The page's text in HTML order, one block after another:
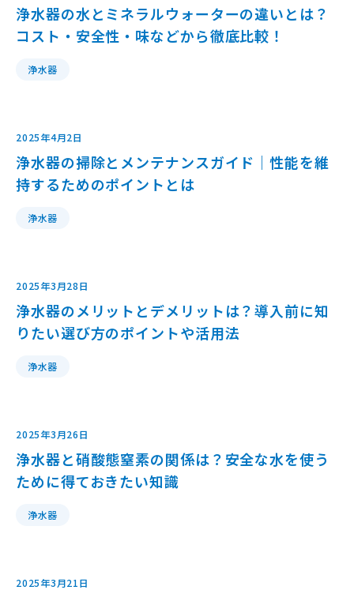
浄水器の水とミネラルウォーターの違いとは？
コスト・安全性・味などから徹底比較！
浄水器
2025年4月2日
浄水器の掃除とメンテナンスガイド｜性能を維
持するためのポイントとは
浄水器
2025年3月28日
浄水器のメリットとデメリットは？導入前に知
りたい選び方のポイントや活用法
浄水器
2025年3月26日
浄水器と硝酸態窒素の関係は？安全な水を使う
ために得ておきたい知識
浄水器
2025年3月21日